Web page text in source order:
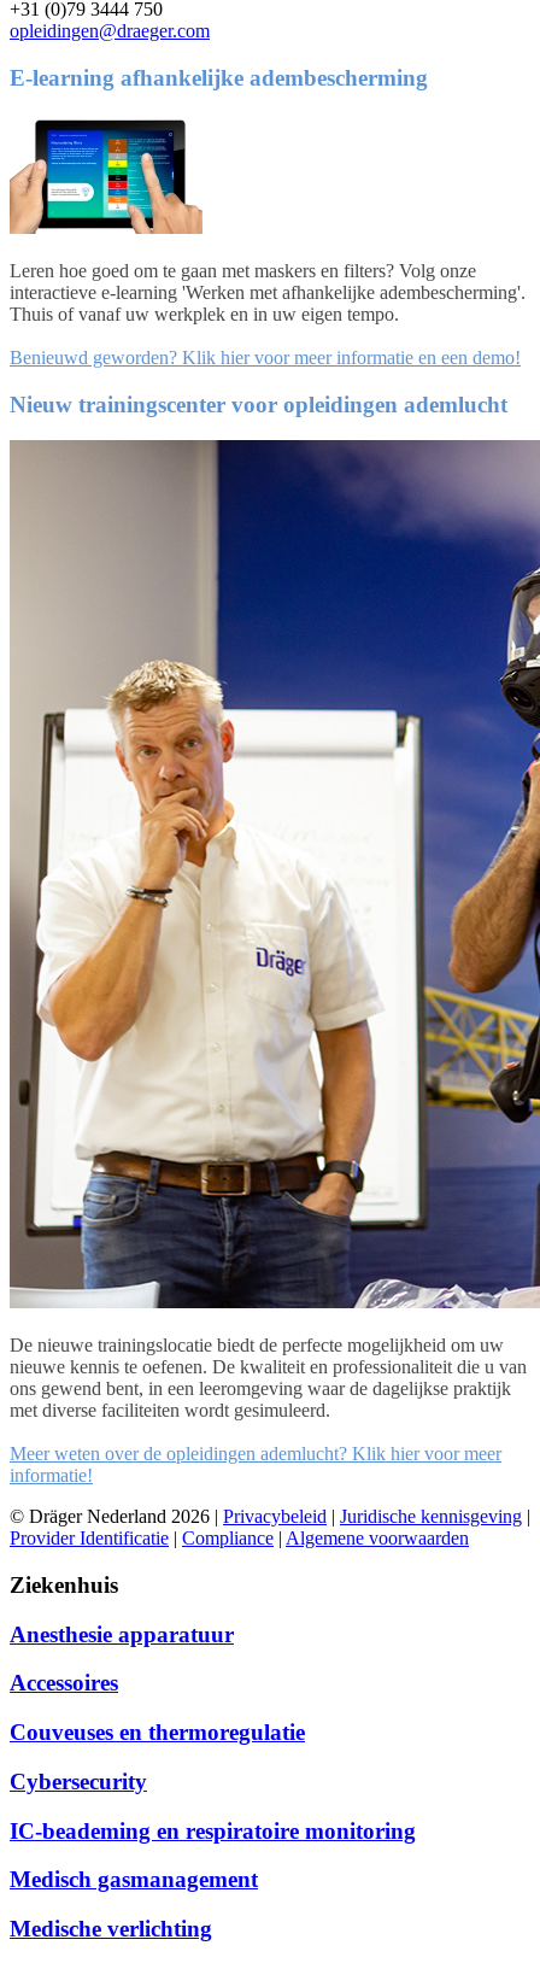
+31 (0)79 3444 750
opleidingen@draeger.com
E-learning afhankelijke adembescherming
Leren hoe goed om te gaan met maskers en filters? Volg onze
interactieve e-learning 'Werken met afhankelijke adembescherming'.
Thuis of vanaf uw werkplek en in uw eigen tempo.
Benieuwd geworden? Klik hier voor meer informatie en een demo!
Nieuw trainingscenter voor opleidingen ademlucht
De nieuwe trainingslocatie biedt de perfecte mogelijkheid om uw
nieuwe kennis te oefenen. De kwaliteit en professionaliteit die u van
ons gewend bent, in een leeromgeving waar de dagelijkse praktijk
met diverse faciliteiten wordt gesimuleerd.
Meer weten over de opleidingen ademlucht? Klik hier voor meer
informatie!
© Dräger Nederland 2026 | Privacybeleid | Juridische kennisgeving |
Provider Identificatie | Compliance | Algemene voorwaarden
Ziekenhuis
Anesthesie apparatuur
Accessoires
Couveuses en thermoregulatie
Cybersecurity
IC-beademing en respiratoire monitoring
Medisch gasmanagement
Medische verlichting